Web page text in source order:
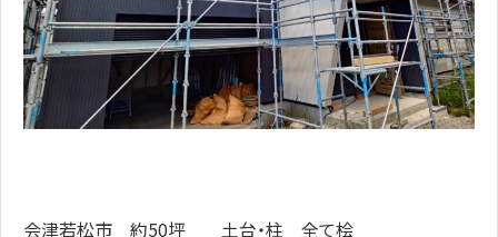
会津若松市 約50坪 土台・柱 全て桧